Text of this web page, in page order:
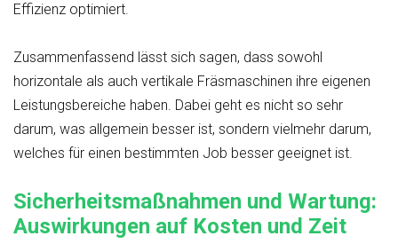
Effizienz optimiert.
Zusammenfassend lässt sich sagen, dass sowohl
horizontale als auch vertikale Fräsmaschinen ihre eigenen
Leistungsbereiche haben. Dabei geht es nicht so sehr
darum, was allgemein besser ist, sondern vielmehr darum,
welches für einen bestimmten Job besser geeignet ist.
Sicherheitsmaßnahmen und Wartung:
Auswirkungen auf Kosten und Zeit